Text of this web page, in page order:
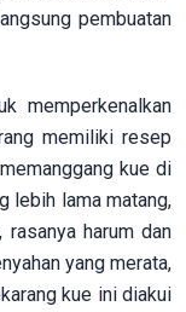
pembuatan
memperkenalkan
memiliki resep
kue di
lebih lama matang,
harum dan
yang merata,
kue ini diakui